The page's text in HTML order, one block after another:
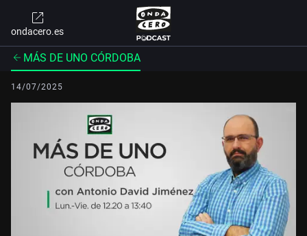
ondacero.es
MÁS DE UNO CÓRDOBA
14/07/2025